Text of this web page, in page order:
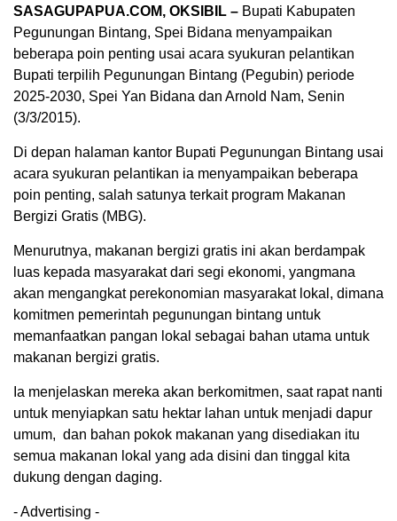
SASAGUPAPUA.COM, OKSIBIL – Bupati Kabupaten
Pegunungan Bintang, Spei Bidana menyampaikan
beberapa poin penting usai acara syukuran pelantikan
Bupati terpilih Pegunungan Bintang (Pegubin) periode
2025-2030, Spei Yan Bidana dan Arnold Nam, Senin
(3/3/2015).
Di depan halaman kantor Bupati Pegunungan Bintang usai
acara syukuran pelantikan ia menyampaikan beberapa
poin penting, salah satunya terkait program Makanan
Bergizi Gratis (MBG).
Menurutnya, makanan bergizi gratis ini akan berdampak
luas kepada masyarakat dari segi ekonomi, yangmana
akan mengangkat perekonomian masyarakat lokal, dimana
komitmen pemerintah pegunungan bintang untuk
memanfaatkan pangan lokal sebagai bahan utama untuk
makanan bergizi gratis.
Ia menjelaskan mereka akan berkomitmen, saat rapat nanti
untuk menyiapkan satu hektar lahan untuk menjadi dapur
umum, dan bahan pokok makanan yang disediakan itu
semua makanan lokal yang ada disini dan tinggal kita
dukung dengan daging.
- Advertising -